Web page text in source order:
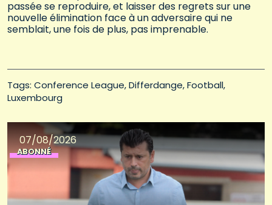
passée se reproduire, et laisser des regrets sur une
nouvelle élimination face à un adversaire qui ne
semblait, une fois de plus, pas imprenable.
Tags: Conference League Differdange Football
Luxembourg
07/08/2026
ABONNÉ